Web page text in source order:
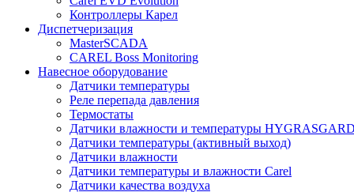
Контроллеры Карел
Диспетчеризация
MasterSCADA
CAREL Boss Monitoring
Навесное оборудование
Датчики температуры
Реле перепада давления
Термостаты
Датчики влажности и температуры
Датчики температуры (активный выход)
Датчики влажности
Датчики температуры и влажности Carel
Датчики качества воздуха